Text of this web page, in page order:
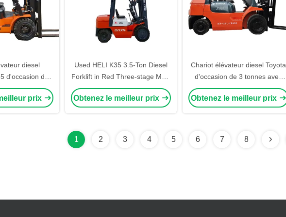
diesel
d'occasion de
mât triplex
vérin central
prix
Used HELI K35 3.5-Ton Diesel
Forklift in Red Three-stage Mast
with Center Cylinder for
Rigorous Logistics and
Obtenez le meilleur prix
Chariot élévateur diesel Toyota
d'occasion de 3 tonnes avec
vérin central et déplacement
latéral pour charges lourdes
Obtenez le meilleur prix
1 2 3 4 5 6 7 8